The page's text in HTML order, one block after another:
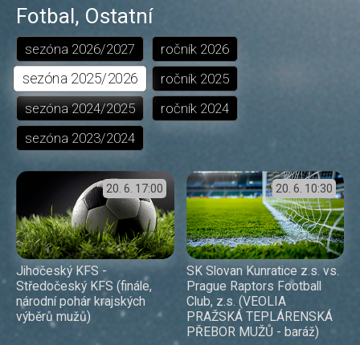
Fotbal, Ostatní
sezóna 2026/2027 ročník 2026
sezóna 2025/2026 ročník 2025
sezóna 2024/2025 ročník 2024
sezóna 2023/2024
20. 6. 17:00
Jihočeský KFS -
Středočeský KFS (finále,
národní pohár krajských
výběrů mužů)
20. 6. 10:30
SK Slovan Kunratice z.s. vs.
Prague Raptors Football
Club, z.s. (VEOLIA
PRAŽSKÁ TEPLÁRENSKÁ
PŘEBOR MUŽŮ - baráž)